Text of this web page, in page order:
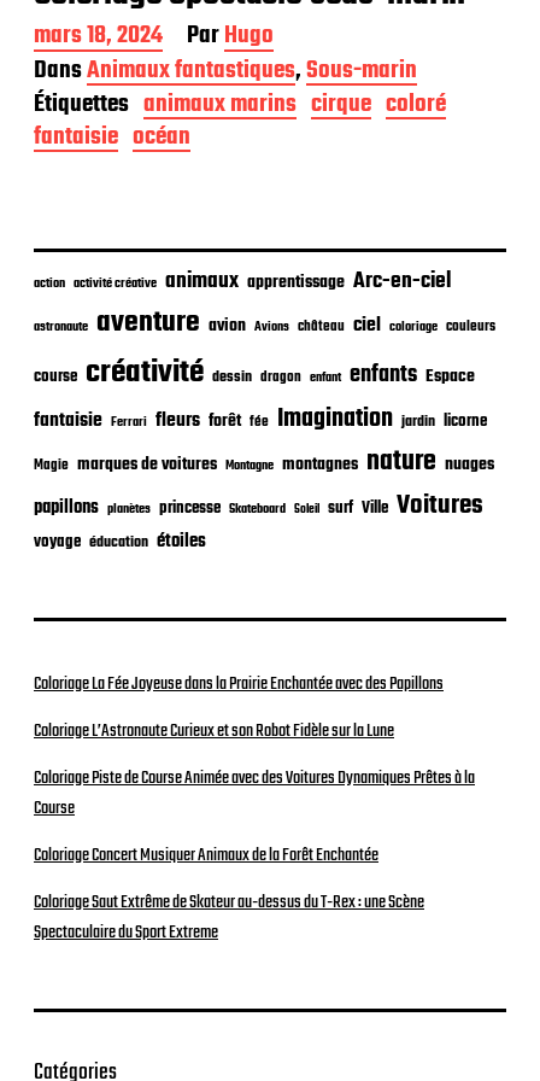
D
a
t
e
d
e
l
i
a
i
n
mars 18, 2024 ParHugo
DansAnimaux fantastiques,Sous-marin
Étiquettes animaux marins cirque coloré
fantaisie océan
action activité créative animaux apprentissage Arc-en-ciel
astronaute aventure avion Avions château ciel coloriage couleurs
course créativité dessin dragon enfant enfants Espace
fantaisie Ferrari fleurs forêt fée Imagination jardin licorne
Magie marques de voitures Montagne montagnes nature nuages
papillons planètes princesse Skateboard Soleil surf Ville Voitures
voyage éducation étoiles
Coloriage La Fée Joyeuse dans la Prairie Enchantée avec des Papillons
Coloriage L’Astronaute Curieux et son Robot Fidèle sur la Lune
Coloriage Piste de Course Animée avec des Voitures Dynamiques Prêtes à la
Course
Coloriage Concert Musiquer Animaux de la Forêt Enchantée
Coloriage Saut Extrême de Skateur au-dessus du T-Rex : une Scène
Spectaculaire du Sport Extreme
Catégories